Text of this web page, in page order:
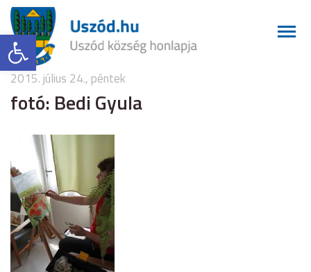
Eszköztár megnyitása
2015. július 24., péntek
fotó: Bedi Gyula